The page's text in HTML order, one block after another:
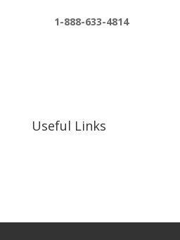
1-888-633-4814
Useful Links